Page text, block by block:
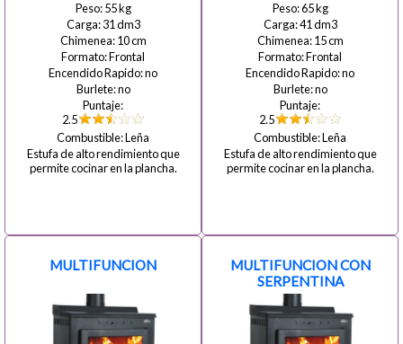
55
31
10
Frontal
no
no
2.5
Leña
Estufa de alto rendimiento que
permite cocinar en la plancha.
65
41
15
Frontal
no
no
2.5
Leña
Estufa de alto rendimiento que
permite cocinar en la plancha.
MULTIFUNCION
MULTIFUNCION CON
SERPENTINA